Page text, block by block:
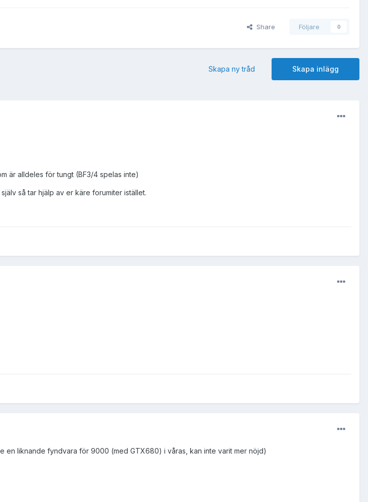
Share Följare 0
Skapa inlägg
Skapa ny tråd
är alldeles för tungt (BF3/4 spelas inte)
så tar hjälp av er käre forumiter istället.
en liknande fyndvara för 9000 (med GTX680) i våras, kan inte varit mer nöjd)